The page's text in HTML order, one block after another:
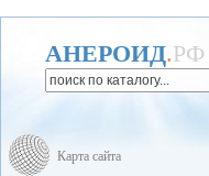
АНЕРОИД.РФ
Карта сайта